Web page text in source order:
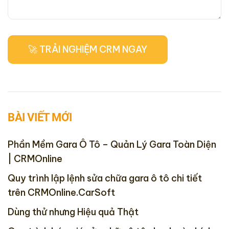
BÀI VIẾT MỚI
Phần Mềm Gara Ô Tô – Quản Lý Gara Toàn Diện
| CRMOnline
Quy trình lập lệnh sửa chữa gara ô tô chi tiết
trên CRMOnline.CarSoft
Dùng thử nhưng Hiệu quả Thật